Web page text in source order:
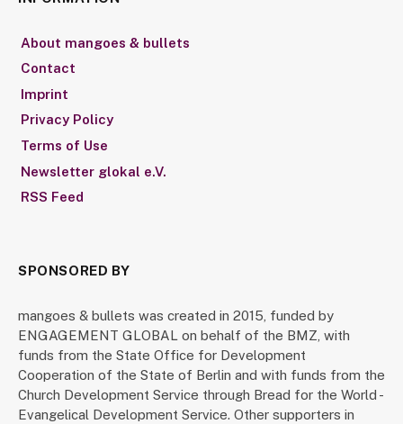
About mangoes & bullets
Contact
Imprint
Privacy Policy
Terms of Use
Newsletter glokal e.V.
RSS Feed
SPONSORED BY
mangoes & bullets was created in 2015, funded by
ENGAGEMENT GLOBAL on behalf of the BMZ, with
funds from the State Office for Development
Cooperation of the State of Berlin and with funds from the
Church Development Service through Bread for the World -
Evangelical Development Service. Other supporters in